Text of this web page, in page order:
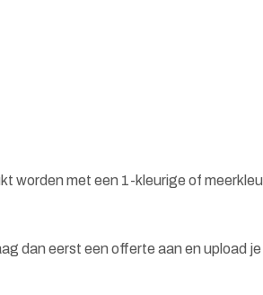
worden met een 1-kleurige of
dan eerst een offerte aan en upload